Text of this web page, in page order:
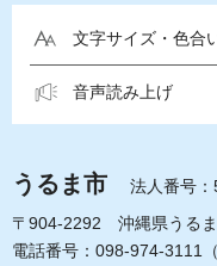
文字サイズ・色合
音声読み上げ
うるま市
法人番号
〒904-2292 沖縄県うる
電話番号：098-974-3111（